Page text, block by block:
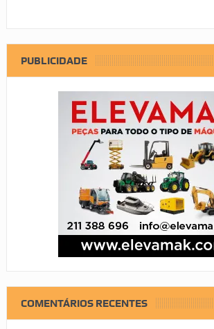
PUBLICIDADE
COMENTÁRIOS RECENTES